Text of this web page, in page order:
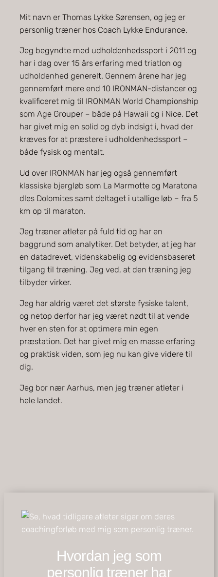
Mit navn er Thomas Lykke Sørensen, og jeg er
personlig træner hos Coach Lykke Endurance.
Jeg begyndte med udholdenhedssport i 2011 og
har i dag over 15 års erfaring med triatlon og
udholdenhed generelt. Gennem årene har jeg
gennemført mere end 10 IRONMAN-distancer og
kvalificeret mig til IRONMAN World Championship
som Age Grouper – både på Hawaii og i Nice. Det
har givet mig en solid og dyb indsigt i, hvad der
kræves for at præstere i udholdenhedssport –
både fysisk og mentalt.
Ud over IRONMAN har jeg også gennemført
klassiske bjergløb som La Marmotte og Maratona
dles Dolomites samt deltaget i utallige løb – fra 5
km op til maraton.
Jeg træner atleter på fuld tid og har en
baggrund som analytiker. Det betyder, at jeg har
en datadrevet, videnskabelig og evidensbaseret
tilgang til træning. Jeg ved, at den træning jeg
tilbyder virker.
Jeg har aldrig været det største fysiske talent,
og netop derfor har jeg været nødt til at vende
hver en sten for at optimere min egen
præstation. Det har givet mig en masse erfaring
og praktisk viden, som jeg nu kan give videre til
dig.
Jeg bor nær Aarhus, men jeg træner atleter i
hele landet.
Hvordan jeg som
personlig træner har